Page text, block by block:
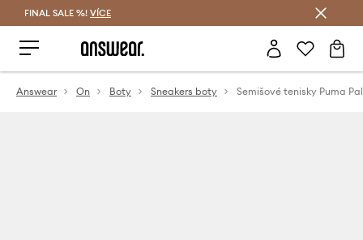
FINAL SALE %! VÍCE
Answear On Boty Sneakers boty